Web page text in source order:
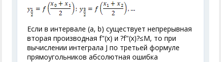
Если в интервале (а, b) существует непрерывная
вторая производная f"(x) и ?f"(x)?≤M, то при
вычислении интеграла J по третьей формуле
прямоугольников абсолютная ошибка